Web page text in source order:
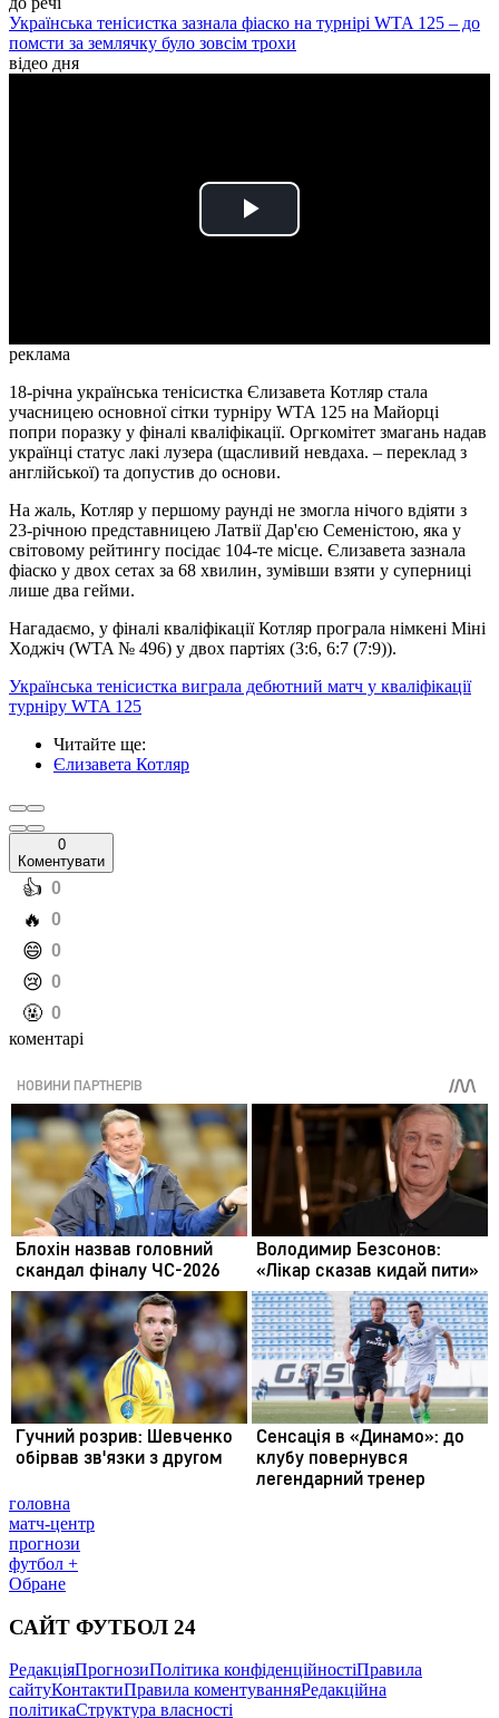
Українська тенісистка зазнала фіаско на турнірі WTA 125 – до
помсти за землячку було зовсім трохи
відео дня
Play
реклама
18-річна українська тенісистка Єлизавета Котляр стала
учасницею основної сітки турніру WTA 125 на Майорці
попри поразку у фіналі кваліфікації. Оргкомітет змагань надав
українці статус лакі лузера (щасливий невдаха. – переклад з
англійської) та допустив до основи.
На жаль, Котляр у першому раунді не змогла нічого вдіяти з
23-річною представницею Латвії Дар'єю Семеністою, яка у
світовому рейтингу посідає 104-те місце. Єлизавета зазнала
фіаско у двох сетах за 68 хвилин, зумівши взяти у суперниці
лише два гейми.
Нагадаємо, у фіналі кваліфікації Котляр програла німкені Міні
Ходжіч (WTA № 496) у двох партіях (3:6, 6:7 (7:9)).
Українська тенісистка виграла дебютний матч у кваліфікації
турніру WTA 125
Читайте ще:
Єлизавета Котляр
0
Коментувати
️👍 0
️🔥 0
️😄 0
️😢 0
️🤬 0
коментарі
головна
матч-центр
прогнози
футбол +
Обране
САЙТ ФУТБОЛ 24
РедакціяПрогнозиПолітика конфіденційностіПравила
сайтуКонтактиПравила коментуванняРедакційна
політикаСтруктура власності